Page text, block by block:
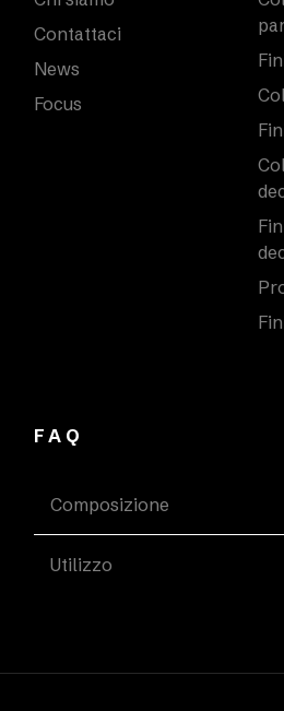
Contattaci
News
Focus
FAQ
Composizione
Utilizzo